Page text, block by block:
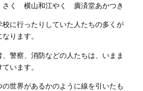
く 横山和江やく 廣済堂あかつき
に行ったりしていた人たちの多くが
ります。
警察、消防などの人たちは、いまま
います。
世界があるかのように線を引いたも